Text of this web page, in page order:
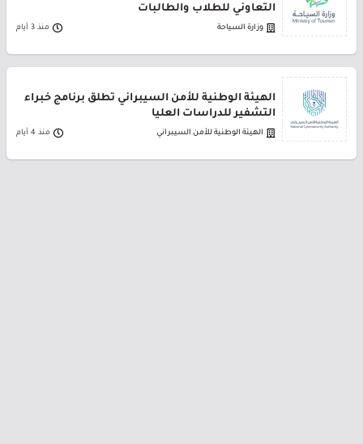
التعاوني للطلاب والطالبات
وزارة السياحة منذ 3 أيام
الهيئة الوطنية للأمن السيبراني تطلق برنامج خبراء
التشفير للدراسات العليا
الهيئة الوطنية للأمن السيبراني منذ 4 أيام